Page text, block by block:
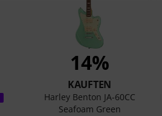
14%
KAUFTEN
Harley Benton JA-60CC
Seafoam Green